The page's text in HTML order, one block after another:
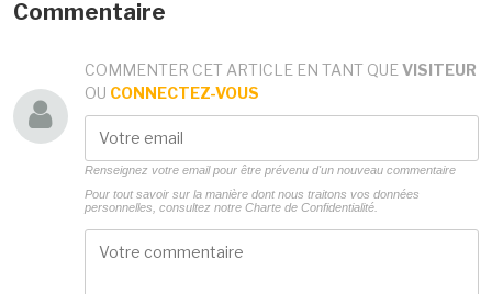
Commentaire
COMMENTER CET ARTICLE EN TANT QUE VISITEUR
OU CONNECTEZ-VOUS
Renseignez votre email pour être prévenu d'un nouveau commentaire
Pour tout savoir sur la manière dont nous traitons vos données
personnelles, consultez notre Charte de Confidentialité.